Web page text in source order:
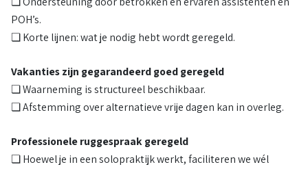
POH’s.
❏ Korte lijnen: wat je nodig hebt wordt geregeld.
Vakanties zijn gegarandeerd goed geregeld
❏ Waarneming is structureel beschikbaar.
❏ Afstemming over alternatieve vrije dagen kan in overleg.
Professionele ruggespraak geregeld
❏ Hoewel je in een solopraktijk werkt, faciliteren we wél